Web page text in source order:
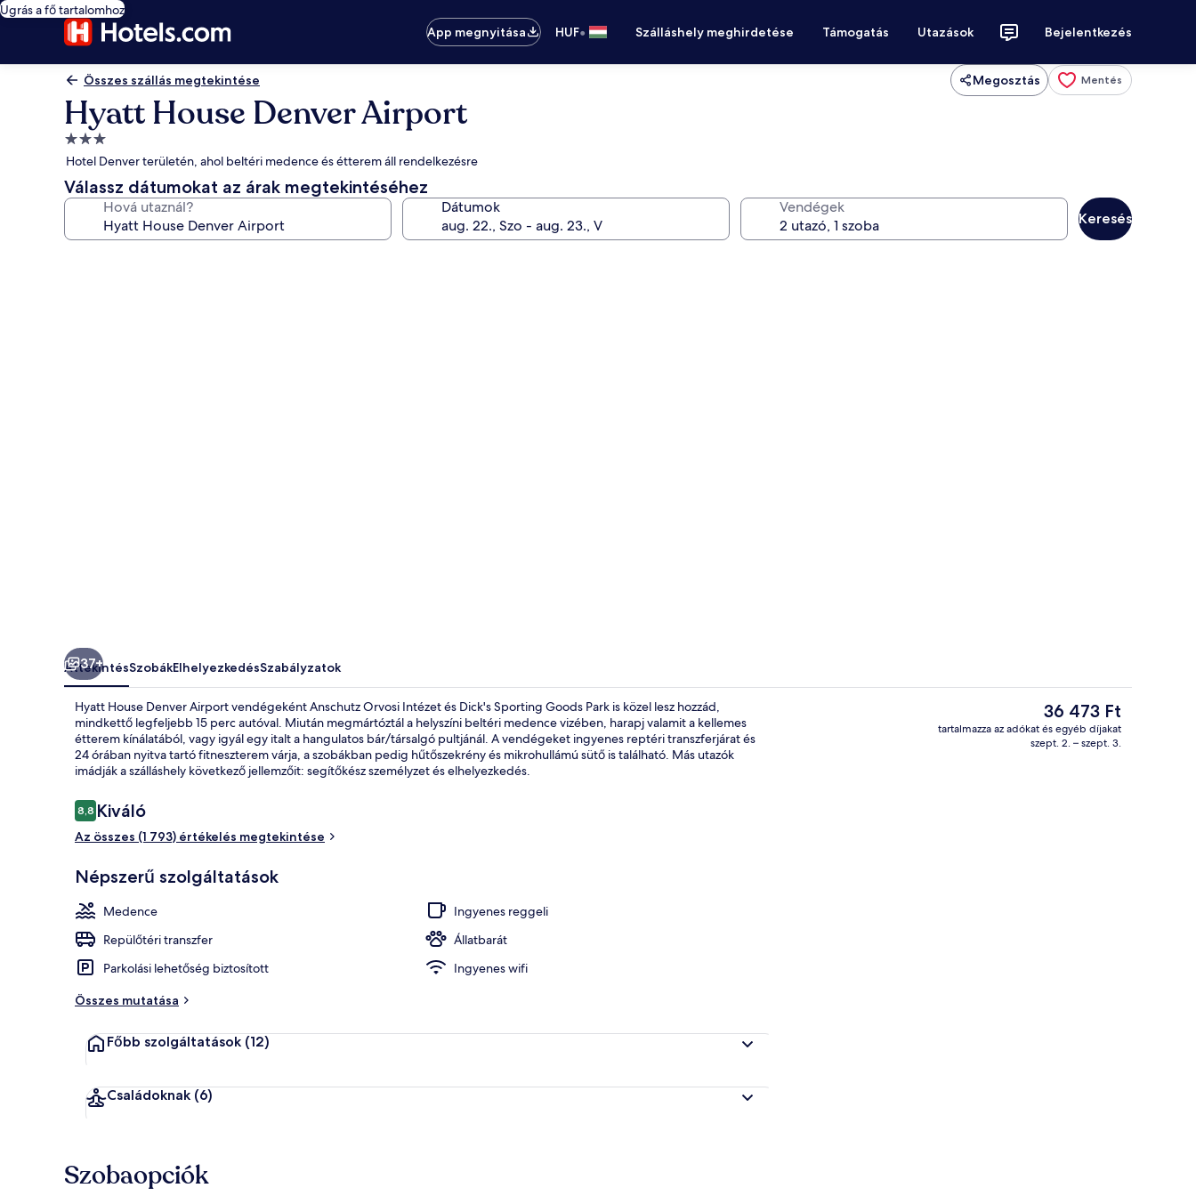
Ugrás a fő tartalomhoz
App megnyitása
HUF• Szálláshely meghirdetése Támogatás Utazások Bejelentkezés
Összes szállás megtekintése Megosztás Mentés
Hyatt House Denver Airport
3.0
csillagos
szálláshely
Hotel Denver területén, ahol beltéri medence és étterem áll rendelkezésre
Válassz dátumokat az árak megtekintéséhez
Hová utaznál? Dátumok Vendégek
Keresés
Udvar Külső rész
37+
ÁttekintésSzobákElhelyezkedésSzabályzatok
Hyatt House Denver Airport vendégeként Anschutz Orvosi Intézet és Dick's Sporting Goods Park is közel lesz hozzád,
mindkettő legfeljebb 15 perc autóval. Miután megmártóztál a helyszíni beltéri medence vizében, harapj valamit a kellemes
étterem kínálatából, vagy igyál egy italt a hangulatos bár/társalgó pultjánál. A vendégeket ingyenes reptéri transzferjárat és
24 órában nyitva tartó fitneszterem várja, a szobákban pedig hűtőszekrény és mikrohullámú sütő is található. Más utazók
imádják a szálláshely következő jellemzőit: segítőkész személyzet és elhelyezkedés.
Értékelések
8,88,8 ennyiből: 10
Kiváló
Az összes (1 793) értékelés megtekintése
Népszerű szolgáltatások
Medence
Ingyenes reggeli
Repülőtéri transzfer
Állatbarát
Parkolási lehetőség biztosított
Ingyenes wifi
Összes mutatása
Főbb szolgáltatások (12)
Családoknak (6)
A
jelenlegi
ár
36 473 Ft
tartalmazza az adókat és egyéb díjakat
szept. 2. – szept. 3.
Szobaopciók